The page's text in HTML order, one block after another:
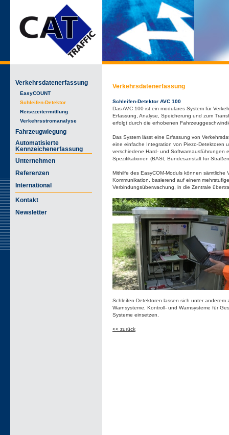
Verkehrsdatenerfassung
Schleifen-Detektor AVC 100
Das AVC 100 ist ein modulares System für
Erfassung, Analyse, Speicherung und zum
erfolgt durch die erhobenen
Das System lässt eine Erfassung von
eine einfache Integration von Piezo-Detektoren
verschiedene Hard- und Softwareausführungen
Spezifikationen (BASt, Bundesanstalt für
Mithilfe des EasyCOM-Moduls können
Kommunikation, basierend auf einem
Verbindungsüberwachung, in die Zentrale
Schleifen-Detektoren lassen sich unter anderem
Warnsysteme, Kontroll- und Warnsysteme für
Systeme einsetzen.
<< zurück
Verkehrsdatenerfassung
EasyCOUNT
Schleifen-Detektor
Reisezeitermittlung
Verkehrsstromanalyse
Fahrzeugwiegung
Automatisierte
Kennzeichenerfassung
Unternehmen
Referenzen
International
Kontakt
Newsletter